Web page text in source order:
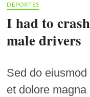
DEPORTES
I had to
male drivers
Sed do
et dolore